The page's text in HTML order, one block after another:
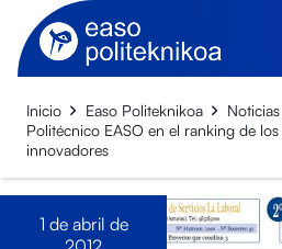
Inicio Easo Politeknikoa
Noticias
Politécnico EASO en el ranking de
innovadores
1 de abril de